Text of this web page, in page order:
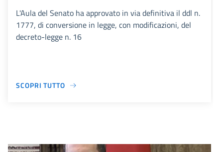
L'Aula del Senato ha approvato in via definitiva il ddl n.
1777, di conversione in legge, con modificazioni, del
decreto-legge n. 16
SCOPRI TUTTO